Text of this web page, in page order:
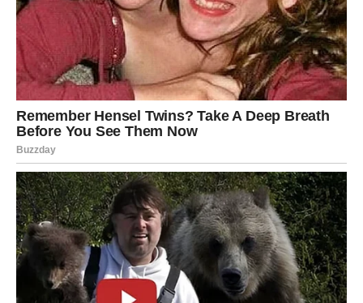
posuda s poklopcem je pogodna.
Sutradan procedite smesu i dobijenu gustu tečnost
koristite kao napitak.
Način upotrebe:
Pijte 150 ml čajatri do četiri puta dnevno, najbolje
pola sata pre obroka.
Pripremajte čaj svake večeri za naredni dan.
Ovaj režim sprovodite10 dana, nakon čega pravite
pauzu od 10 dana.
Po potrebi ponavljajte postupak dok ne postignete
željene rezultate.